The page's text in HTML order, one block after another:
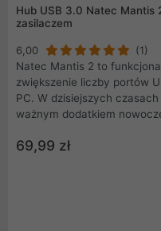
Hub USB 3.0 Natec Mantis
zasilaczem
6,00
(1)
Natec Mantis 2 to
zwiększenie liczby portów
PC. W dzisiejszych
ważnym dodatkiem
w których coraz częściej
slotów. Urządzenie typu
69,99 zł